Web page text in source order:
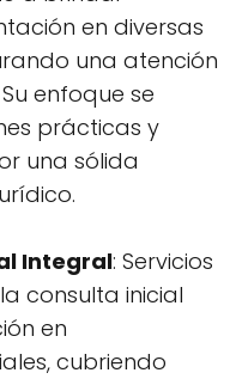
en diversas
una atención
enfoque se
prácticas y
una sólida
Integral: Servicios
consulta inicial
en
cubriendo